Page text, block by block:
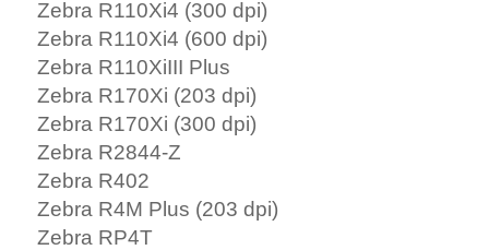
Zebra R110Xi4 (300 dpi)
Zebra R110Xi4 (600 dpi)
Zebra R110XiIII Plus
Zebra R170Xi (203 dpi)
Zebra R170Xi (300 dpi)
Zebra R2844-Z
Zebra R402
Zebra R4M Plus (203 dpi)
Zebra RP4T